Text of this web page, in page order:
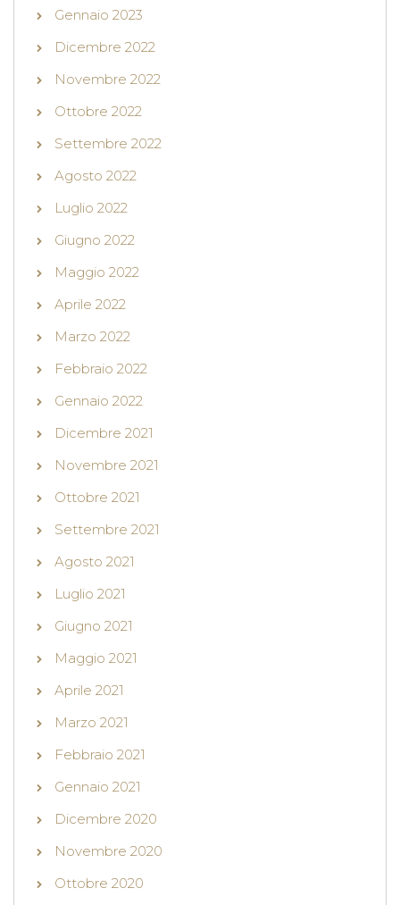
Gennaio 2023
Dicembre 2022
Novembre 2022
Ottobre 2022
Settembre 2022
Agosto 2022
Luglio 2022
Giugno 2022
Maggio 2022
Aprile 2022
Marzo 2022
Febbraio 2022
Gennaio 2022
Dicembre 2021
Novembre 2021
Ottobre 2021
Settembre 2021
Agosto 2021
Luglio 2021
Giugno 2021
Maggio 2021
Aprile 2021
Marzo 2021
Febbraio 2021
Gennaio 2021
Dicembre 2020
Novembre 2020
Ottobre 2020